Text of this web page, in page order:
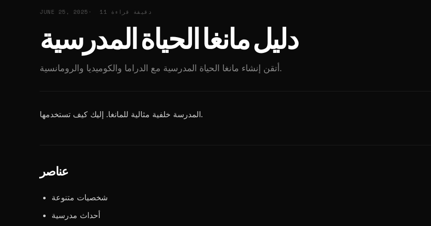
JUNE 25, 2025 11 دقيقة قراءة
دليل مانغا الحياة المدرسية
أتقن إنشاء مانغا الحياة المدرسية مع الدراما والكوميديا والرومانسية.
المدرسة خلفية مثالية للمانغا. إليك كيف تستخدمها.
عناصر
شخصيات متنوعة
أحداث مدرسية